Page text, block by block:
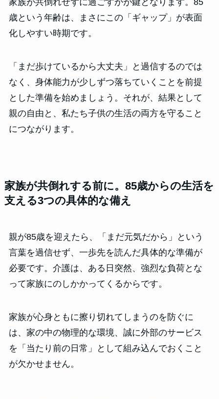
家族が共倒れせずに過ごすかが鍵となります。85
歳という年齢は、まさにこの「ギャップ」が表面
化しやすい時期です。
「まだ歩けているから大丈夫」と過信するのでは
なく、身体能力が少しずつ落ちていくことを前提
とした準備を始めましょう。それが、結果として
親の自由と、私たち子供の生活の両方を守ること
につながります。
家族が共倒れする前に。85歳からの生活を
支える3つの具体的な備え
親が85歳を迎えたら、「まだ元気だから」という
言葉を過信せず、一歩先を読んだ具体的な準備が
必要です。介護は、ある日突然、強烈な負荷とな
って家族にのしかかってくるからです。
家族が心身ともに擦り切れてしまうのを防ぐに
は、家の中の物理的な環境、誠に外部のサービス
を「当たり前の日常」として組み込んでおくこと
が欠かせません。